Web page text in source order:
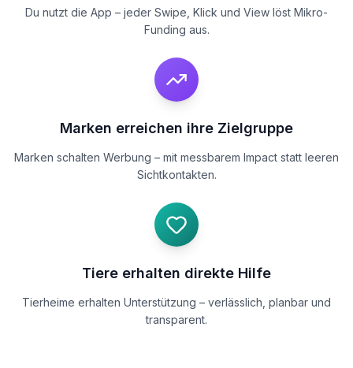
Du nutzt die App – jeder Swipe, Klick und View löst Mikro-
Funding aus.
Marken erreichen ihre Zielgruppe
Marken schalten Werbung – mit messbarem Impact statt leeren
Sichtkontakten.
Tiere erhalten direkte Hilfe
Tierheime erhalten Unterstützung – verlässlich, planbar und
transparent.